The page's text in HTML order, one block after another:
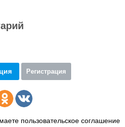
Регистрация
пользовательское соглашение